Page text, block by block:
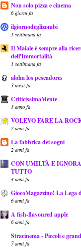
Non solo pizza e cinema
6 giorni fa
ilgiornodeglizombi
1 settimana fa
Il Maiale è sempre alla
dell'Immortalità
1 settimana fa
aloha los pescadores
3 mesi fa
CriticissimaMente
1 anno fa
VOLEVO FARE LA
2 anni fa
La fabbrica dei sogni
2 anni fa
CON UMILTÀ E
TUTTO
4 anni fa
GiocoMagazzino! La Lega
6 anni fa
A fish-flavoured apple
6 anni fa
Stracinema - Piccoli e
7 anni fa